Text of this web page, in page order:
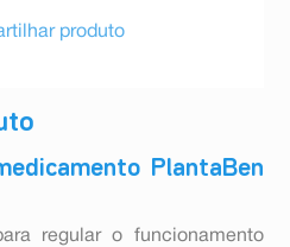
PlantaBen
regular o funcionamento
produto